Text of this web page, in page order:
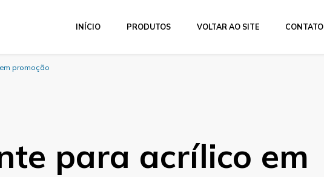
INÍCIO PRODUTOS VOLTAR AO SITE CONTATO
promoção
para acrílico em